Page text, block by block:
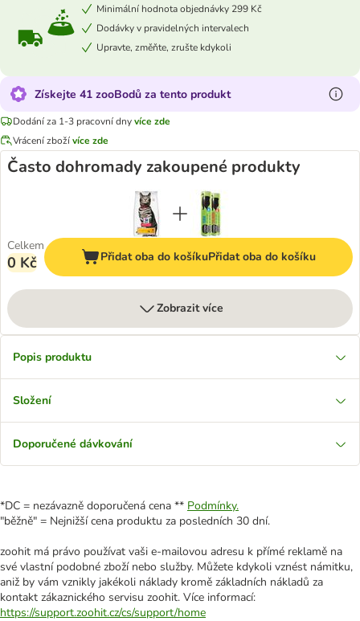
Minimální hodnota objednávky 299 Kč
Dodávky v pravidelných intervalech
Upravte, změňte, zrušte kdykoli
Získejte 41 zooBodů za tento produkt
Dodání za 1-3 pracovní dnyvíce zde
Vrácení zbožívíce zde
Často dohromady zakoupené produkty
Celkem
0 Kč Přidat oba do košíkuPřidat oba do košíku
Zobrazit více
Popis produktu
Složení
Doporučené dávkování
*DC = nezávazně doporučená cena ** Podmínky.
"běžně" = Nejnižší cena produktu za posledních 30 dní.
zoohit má právo používat vaši e-mailovou adresu k přímé reklamě na
své vlastní podobné zboží nebo služby. Můžete kdykoli vznést námitku,
aniž by vám vznikly jakékoli náklady kromě základních nákladů za
kontakt zákaznického servisu zoohit. Více informací:
https://support.zoohit.cz/cs/support/home